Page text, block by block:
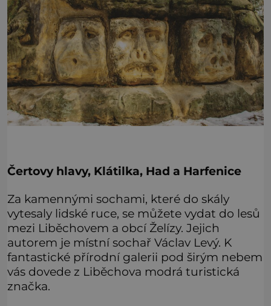
Čertovy hlavy, Klátilka, Had a Harfenice
Za kamennými sochami, které do skály
vytesaly lidské ruce, se můžete vydat do lesů
mezi Liběchovem a obcí Želízy. Jejich
autorem je místní sochař Václav Levý. K
fantastické přírodní galerii pod širým nebem
vás dovede z Liběchova modrá turistická
značka.